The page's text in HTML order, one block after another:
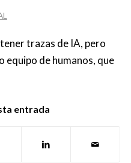
trazas de IA, pero
equipo de humanos, que
entrada